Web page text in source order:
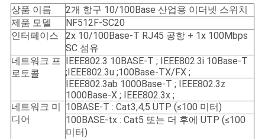
정
책
상품 이름
2개 항구 10/100Base 산업용 이더넷 스위치
제품 모델
NF512F-SC20
인터페이스
2x 10/100Base-T RJ45 공항 + 1x 100Mbps
SC 섬유
네트워크 프
로토콜
IEEE802.3 10BASE-T ; IEEE802.3i 10Base-T
;IEEE802.3u ;100Base-TX/FX ;
IEEE802.3ab 1000Base-T ; IEEE802.3z
1000Base-X ; IEEE802.3x ;
네트워크 미
디어
10BASE-T : Cat3,4,5 UTP (≤100 미터)
100BASE-tx : Cat5 또는 더 후에 UTP (≤100
미터)